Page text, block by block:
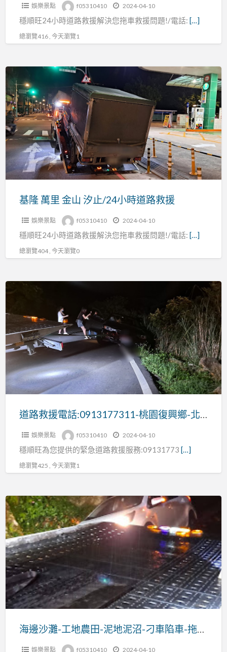
娛樂景點 f05310410 2024-04-10
穩順旺24小時道路救援解決您拖車救援問題!/電話: […]
總瀏覽416 , 今天瀏覽1
基
隆
萬
里
金
山
汐
止/24
小
基隆 萬里 金山 汐止/24小時道路救援
娛樂景點 f05310410 2024-04-10
穩順旺24小時道路救援解決您拖車救援問題!/電話: […]
總瀏覽404 , 今天瀏覽0
道
救
援
電
話:0913177311-
桃
復
車
重
機
救
援
道路救援電話:0913177311-桃園復興鄉-北橫-汽車機車重機救援
娛樂景點 f05310410 2024-04-10
穩順旺為您提供的緊急道路救援服務:09131773 […]
總瀏覽425 , 今天瀏覽1
海
邊
沙
灘-
工
地
農
田-
泥
海邊沙灘-工地農田-泥地泥沼-刁車陷車-拖吊救援電話:0913177311
娛樂景點 f05310410 2024-04-10